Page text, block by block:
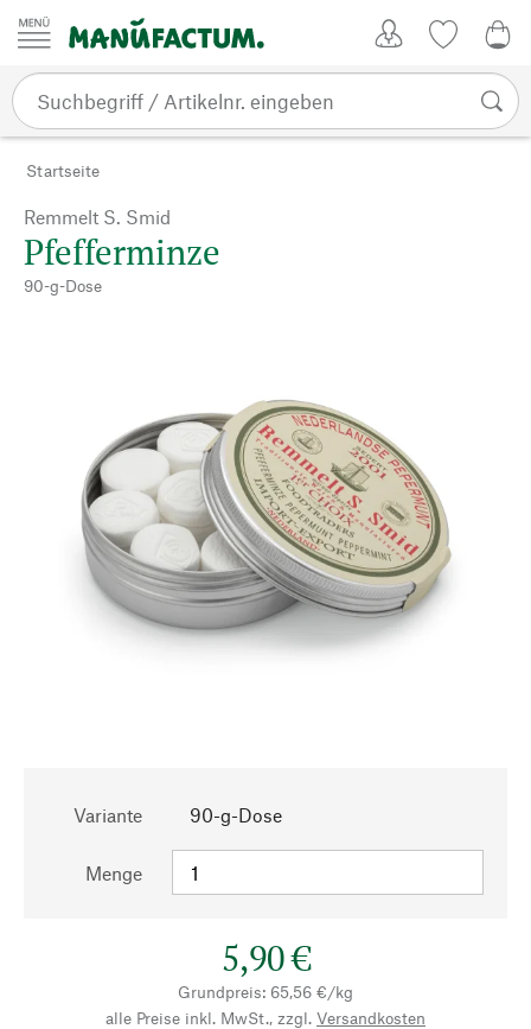
Zum Inhalt springen
Startseite
Remmelt S. Smid
Pfefferminze
90-g-Dose
Variante 90-g-Dose
Menge
5,90 €
Grundpreis: 65,56 €/kg
alle Preise inkl. MwSt., zzgl. Versandkosten